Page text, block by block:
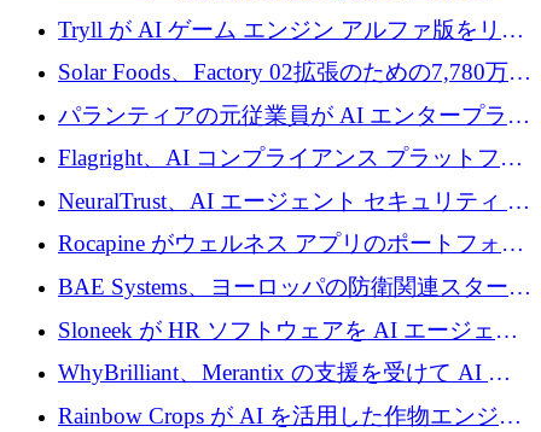
EIT Urban Mobilityから250万ユーロを確保
Tryll が AI ゲーム エンジン アルファ版をリリ
ースし、60 万ドルのプレシード資金を確保
Solar Foods、Factory 02拡張のための7,780万ユ
ーロの資金調達パッケージを獲得
パランティアの元従業員が AI エンタープライ
ズ スタートアップの Conduct に 6,000 万ドル
を調達
Flagright、AI コンプライアンス プラットフォ
ームを拡張するためにシリーズ A で 1,250 万
ドルを確保
NeuralTrust、AI エージェント セキュリティ プ
ラットフォームの拡張に 2,000 万ドルを調達
Rocapine がウェルネス アプリのポートフォリ
オを拡大するためにシリーズ A で 1,300 万ド
ルを調達
BAE Systems、ヨーロッパの防衛関連スタート
アップの規模拡大を支援するために 5,000 万
ユーロの支援を開始
Sloneek が HR ソフトウェアを AI エージェン
トに変えるために 600 万ドルを調達
WhyBrilliant、Merantix の支援を受けて AI 求
人マッチングを拡大するために 100 万ユーロ
Rainbow Crops が AI を活用した作物エンジニ